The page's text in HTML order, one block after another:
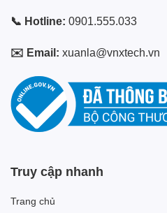
📞 Hotline: 0901.555.033
✉️ Email: xuanla@vnxtech.vn
Truy cập nhanh
Trang chủ